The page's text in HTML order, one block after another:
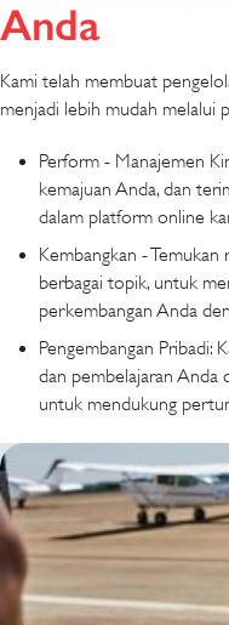
Anda
Kami telah membuat
menjadi lebih mudah melalui
Perform - Manajemen
kemajuan Anda, dan
dalam platform online
Kembangkan -
berbagai topik, untuk
perkembangan Anda
Pengembangan Pribadi:
dan pembelajaran Anda
untuk mendukung